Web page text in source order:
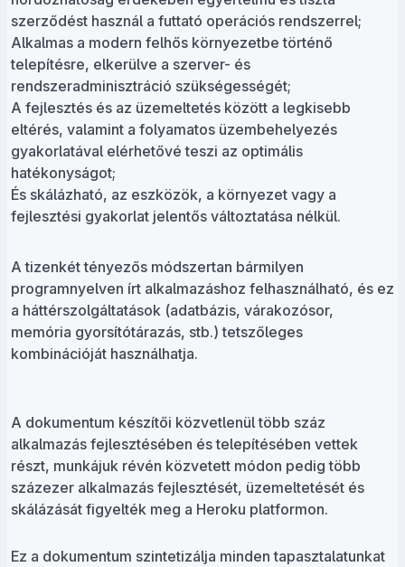
szerződést használ a futtató operációs rendszerrel;
Alkalmas a modern felhős környezetbe történő
telepítésre, elkerülve a szerver- és
rendszeradminisztráció szükségességét;
A fejlesztés és az üzemeltetés között a legkisebb
eltérés, valamint a folyamatos üzembehelyezés
gyakorlatával elérhetővé teszi az optimális
hatékonyságot;
És skálázható, az eszközök, a környezet vagy a
fejlesztési gyakorlat jelentős változtatása nélkül.
A tizenkét tényezős módszertan bármilyen
programnyelven írt alkalmazáshoz felhasználható, és ez
a háttérszolgáltatások (adatbázis, várakozósor,
memória gyorsítótárazás, stb.) tetszőleges
kombinációját használhatja.
A dokumentum készítői közvetlenül több száz
alkalmazás fejlesztésében és telepítésében vettek
részt, munkájuk révén közvetett módon pedig több
százezer alkalmazás fejlesztését, üzemeltetését és
skálázását figyelték meg a Heroku platformon.
Ez a dokumentum szintetizálja minden tapasztalatunkat